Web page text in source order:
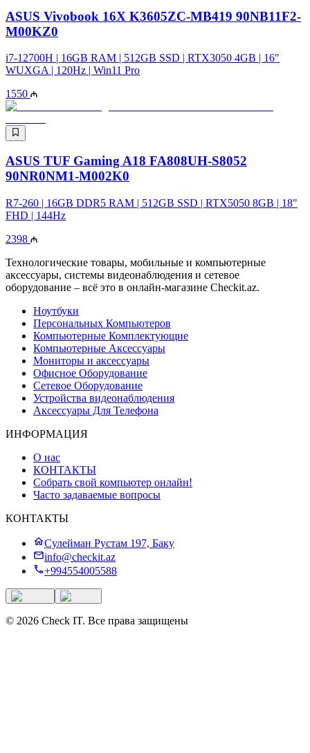
ASUS Vivobook 16X K3605ZC-MB419 90NB11F2-
M00KZ0
i7-12700H | 16GB RAM | 512GB SSD | RTX3050 4GB | 16"
WUXGA | 120Hz | Win11 Pro
1550
ASUS TUF Gaming A18 FA808UH-S8052
90NR0NM1-M002K0
R7-260 | 16GB DDR5 RAM | 512GB SSD | RTX5050 8GB | 18"
FHD | 144Hz
2398
Технологические товары, мобильные и компьютерные
аксессуары, системы видеонаблюдения и сетевое
оборудование – всё это в онлайн-магазине Checkit.az.
Ноутбуки
Персональных Компьютеров
Компьютерные Комплектующие
Компьютерные Аксессуары
Мониторы и аксессуары
Офисное Оборудование
Сетевое Оборудование
Устройства видеонаблюдения
Аксессуары Для Телефона
ИНФОРМАЦИЯ
О нас
КОНТАКТЫ
Собрать свой компьютер онлайн!
Часто задаваемые вопросы
КОНТАКТЫ
Сулейман Рустам 197, Баку
info@checkit.az
+994554005588
© 2026 Check IT. Все права защищены